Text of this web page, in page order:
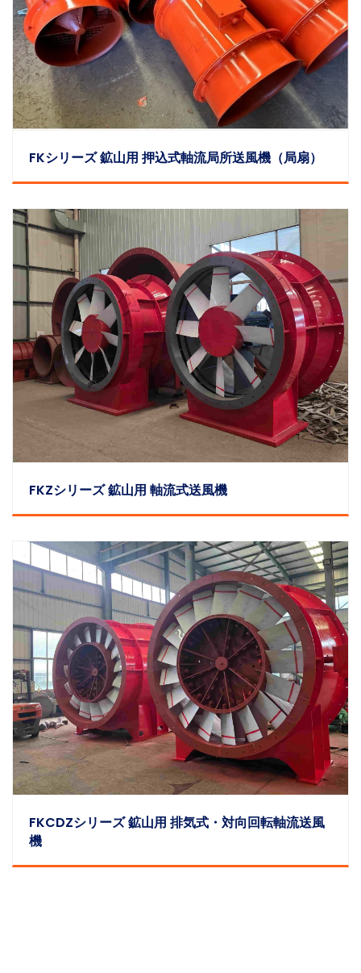
FKシリーズ 鉱山用 押込式軸流局所送風機（局扇）
FKZシリーズ 鉱山用 軸流式送風機
FKCDZシリーズ 鉱山用 排気式・対向回転軸流送風
機